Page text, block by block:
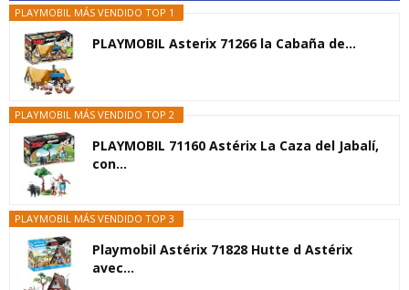
PLAYMOBIL MÁS VENDIDO TOP 1
PLAYMOBIL Asterix 71266 la Cabaña de...
PLAYMOBIL MÁS VENDIDO TOP 2
PLAYMOBIL 71160 Astérix La Caza del Jabalí,
con...
PLAYMOBIL MÁS VENDIDO TOP 3
Playmobil Astérix 71828 Hutte d Astérix
avec...